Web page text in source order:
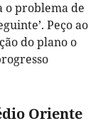
o problema de
Peço ao
do plano o
Oriente